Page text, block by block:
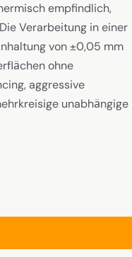
empfindlich,
Verarbeitung in einer
von ±0,05 mm
ohne
aggressive
unabhängige